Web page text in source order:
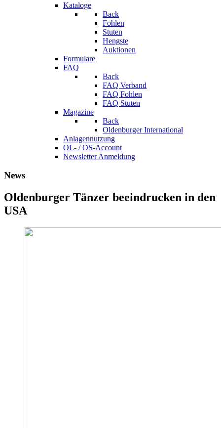
Kataloge
Back
Fohlen
Stuten
Hengste
Auktionen
Formulare
FAQ
Back
FAQ Verband
FAQ Fohlen
FAQ Stuten
Magazine
Back
Oldenburger International
Anlagennutzung
OL- / OS-Account
Newsletter Anmeldung
News
Oldenburger Tänzer beeindrucken in den
USA